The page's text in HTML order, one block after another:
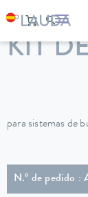
LAUDA
KIT
para sistemas de
N.º de pedido :